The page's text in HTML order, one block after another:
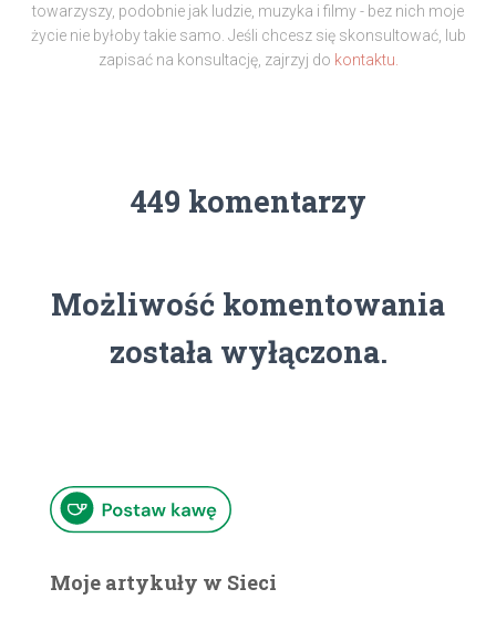
towarzyszy, podobnie jak ludzie, muzyka i filmy - bez nich moje
życie nie byłoby takie samo. Jeśli chcesz się skonsultować, lub
zapisać na konsultację, zajrzyj do kontaktu.
449 komentarzy
Możliwość komentowania
została wyłączona.
Moje artykuły w Sieci